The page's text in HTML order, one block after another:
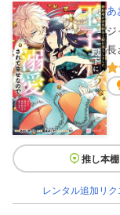
あ
ジ
長
推し本棚
レンタル追加リク